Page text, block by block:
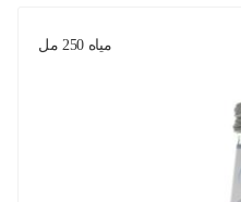
مياه 250 مل